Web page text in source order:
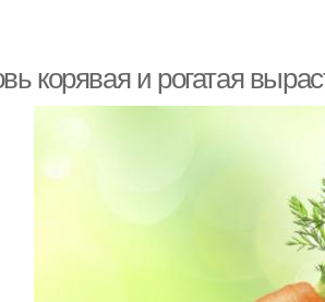
корявая и рогатая